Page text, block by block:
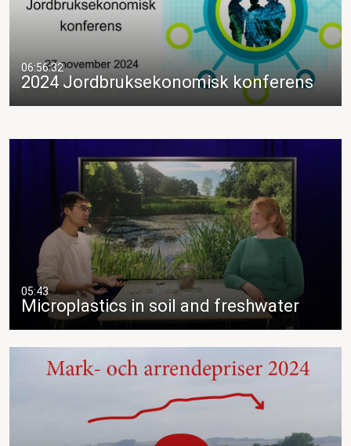
06:56:32
2024 Jordbruksekonomisk konferens
05:43
Microplastics in soil and freshwater